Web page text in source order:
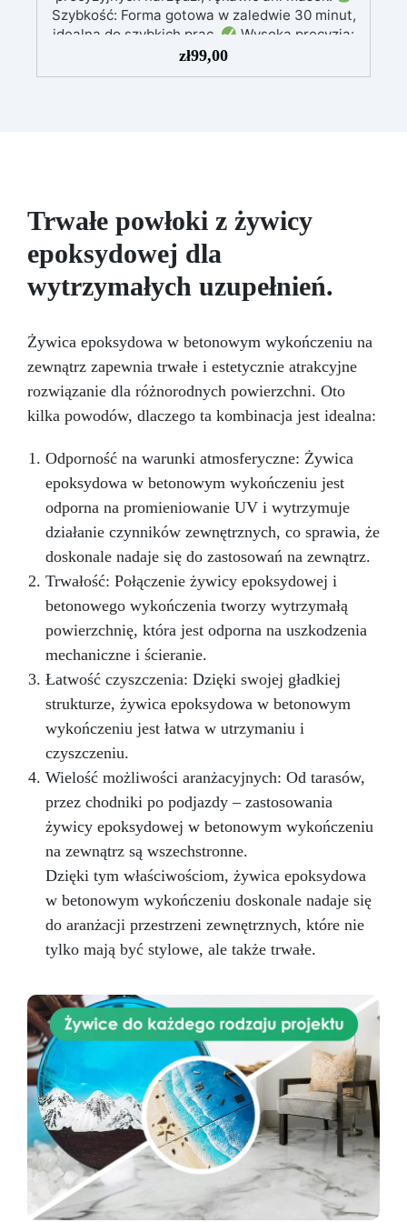
Szybkość: Forma gotowa w zaledwie 30 minut,
idealna do szybkich prac.
Wysoka precyzja:
Odwzorowuje drobne i skomplikowane detale,
zapewniając profesjonalny rezultat.
zł99,00
Trwałe powłoki z żywicy
epoksydowej dla
wytrzymałych uzupełnień.
Żywica epoksydowa w betonowym wykończeniu na
zewnątrz zapewnia trwałe i estetycznie atrakcyjne
rozwiązanie dla różnorodnych powierzchni. Oto
kilka powodów, dlaczego ta kombinacja jest idealna:
Odporność na warunki atmosferyczne: Żywica
epoksydowa w betonowym wykończeniu jest
odporna na promieniowanie UV i wytrzymuje
działanie czynników zewnętrznych, co sprawia, że
doskonale nadaje się do zastosowań na zewnątrz.
Trwałość: Połączenie żywicy epoksydowej i
betonowego wykończenia tworzy wytrzymałą
powierzchnię, która jest odporna na uszkodzenia
mechaniczne i ścieranie.
Łatwość czyszczenia: Dzięki swojej gładkiej
strukturze, żywica epoksydowa w betonowym
wykończeniu jest łatwa w utrzymaniu i
czyszczeniu.
Wielość możliwości aranżacyjnych: Od tarasów,
przez chodniki po podjazdy – zastosowania
żywicy epoksydowej w betonowym wykończeniu
na zewnątrz są wszechstronne.
Dzięki tym właściwościom, żywica epoksydowa
w betonowym wykończeniu doskonale nadaje się
do aranżacji przestrzeni zewnętrznych, które nie
tylko mają być stylowe, ale także trwałe.